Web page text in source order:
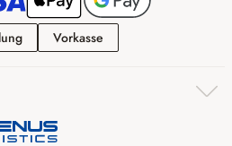
Ratenzahlung
Vorkasse